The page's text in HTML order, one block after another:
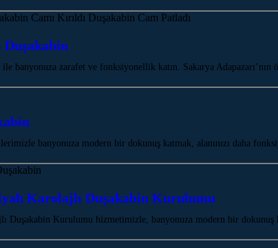
Duşakabin
banyonuza zarafet ve fonksiyonellik katın. Sakarya
banyonuza modern bir dokunuş katmak, alanınızı daha
Karolajlı Duşakabin Kurulumu
Duşakabin Kurulumu hizmetimizle, banyonuza modern bir